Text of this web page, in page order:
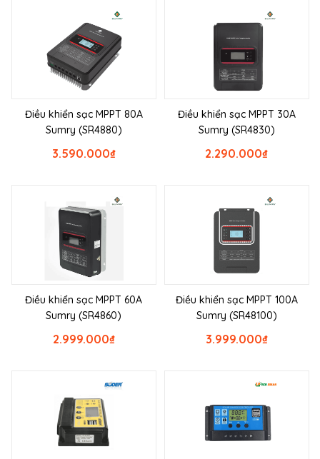
Điều khiển sạc MPPT 80A
Sumry (SR4880)
₫
3.590.000
Điều khiển sạc MPPT 30A
Sumry (SR4830)
₫
2.290.000
Điều khiển sạc MPPT 60A
Sumry (SR4860)
₫
2.999.000
Điều khiển sạc MPPT 100A
Sumry (SR48100)
₫
3.999.000